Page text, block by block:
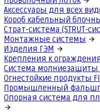
Аксессуары для всех
Короб кабельный
Страт-система (STRUT-
Монтажные системы
Изделия ГЭМ
Крепления к
Система молниезащиты
Огнестойкие продукты
Промышленный фальшпол
Опорная система для